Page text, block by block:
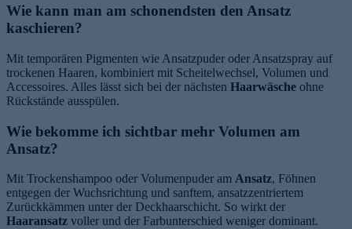
Wie kann man am schonendsten den Ansatz
kaschieren?
Mit temporären Pigmenten wie Ansatzpuder oder Ansatzspray auf
trockenen Haaren, kombiniert mit Scheitelwechsel, Volumen und
Accessoires. Alles lässt sich bei der nächsten Haarwäsche ohne
Rückstände ausspülen.
Wie bekomme ich sichtbar mehr Volumen am
Ansatz?
Mit Trockenshampoo oder Volumenpuder am Ansatz, Föhnen
entgegen der Wuchsrichtung und sanftem, ansatzzentriertem
Zurückkämmen unter der Deckhaarschicht. So wirkt der
Haaransatz voller und der Farbunterschied weniger dominant.